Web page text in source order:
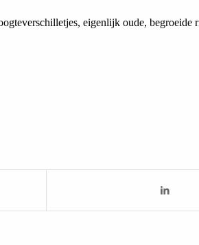
eigenlijk oude, begroeide